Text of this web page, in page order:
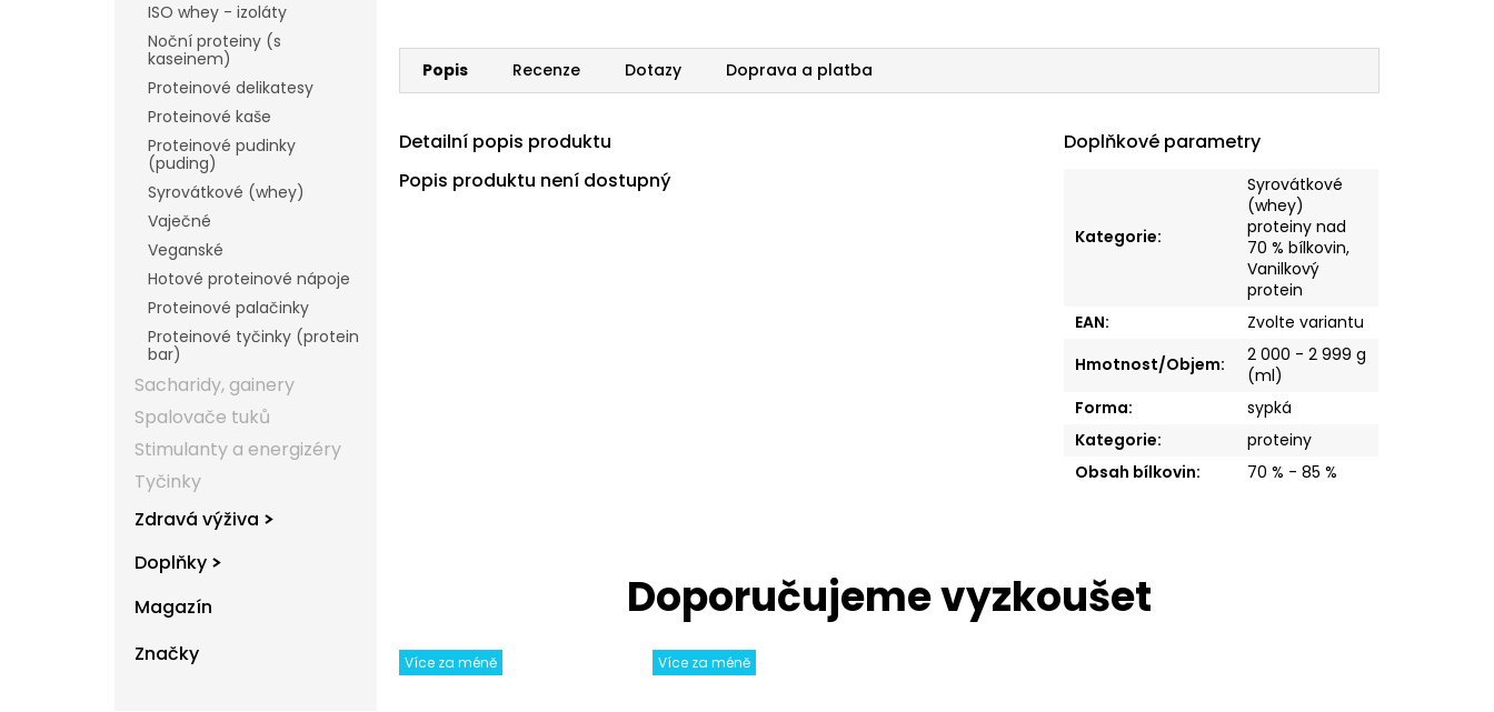
ISO whey - izoláty
Noční proteiny (s
kaseinem)
Proteinové delikatesy
Proteinové kaše
Proteinové pudinky
(puding)
Syrovátkové (whey)
Vaječné
Veganské
Hotové proteinové nápoje
Proteinové palačinky
Proteinové tyčinky (protein
bar)
Sacharidy, gainery
Spalovače tuků
Stimulanty a energizéry
Tyčinky
Zdravá výživa
Doplňky
Magazín
Značky
Více za méně Více za méně
Popis Recenze Dotazy Doprava a platba
Detailní popis produktu
Popis produktu není dostupný
Doplňkové parametry
Kategorie:
Syrovátkové
(whey)
proteiny nad
70 % bílkovin,
Vanilkový
protein
EAN:
Zvolte variantu
Hmotnost/Objem:
2 000 - 2 999 g
(ml)
Forma:
sypká
Kategorie:
proteiny
Obsah bílkovin: 70 % - 85 %